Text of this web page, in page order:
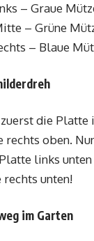
– Graue
– Grüne
– Blaue
die
rechts oben.
links
unten!
im Garten